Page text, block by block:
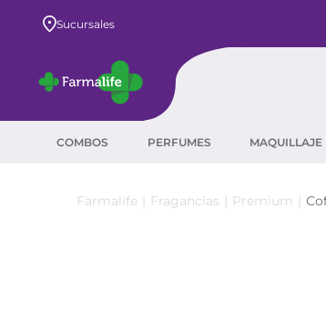
Sucursales
COMBOS PERFUMES MAQUILLAJE
Fragancias Premium